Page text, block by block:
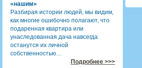
«нашим»
Разбирая истории людей, мы видим,
как многие ошибочно полагают, что
подаренная квартира или
унаследованная дача навсегда
останутся их личной
собственностью…
Подробнее >>>